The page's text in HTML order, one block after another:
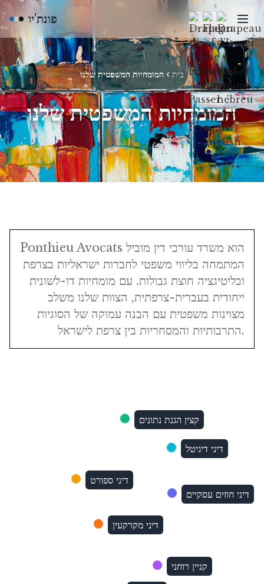
פונת'יו
בית המומחיות המשפטית שלנו
המומחיות המשפטית שלנו
Ponthieu Avocats הוא משרד עורכי דין מוביל
המתמחה בליווי משפטי לחברות ישראליות בצרפת
ובליטיגציה חוצת גבולות. עם מומחיות דו-לשונית
ייחודית בעברית-צרפתית, הצוות שלנו משלב
מצוינות משפטית עם הבנה עמוקה של הסוגיות
התרבותיות והמסחריות בין צרפת לישראל.
דיני חוזים עסקיים
קניין רוחני
דיני מקרקעין
דיני ספורט
קצין הגנת נתונים
דיני דיגיטל